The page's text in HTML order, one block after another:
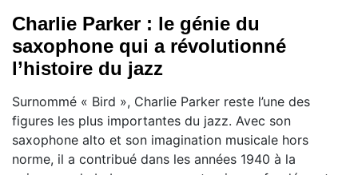
Charlie Parker : le génie du
saxophone qui a révolutionné
l’histoire du jazz
Surnommé « Bird », Charlie Parker reste l’une des
figures les plus importantes du jazz. Avec son
saxophone alto et son imagination musicale hors
norme, il a contribué dans les années 1940 à la